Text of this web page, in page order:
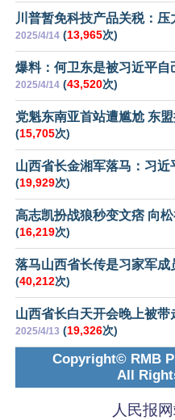
川普暂免科技产品关税：
2025/4/14 (13,965次)
爆料：何卫东是被习近平自
2025/4/14 (43,520次)
党魁东南亚首站遭尴尬 东
(15,705次)
山西省长金湘军落马：习近
(19,929次)
高志凯扮战狼秒变文痞 向
(16,219次)
落马山西省长传是习家军成
(40,212次)
山西省长白天开会晚上被带
2025/4/13 (19,326次)
Copyright© RMB
All
人民报